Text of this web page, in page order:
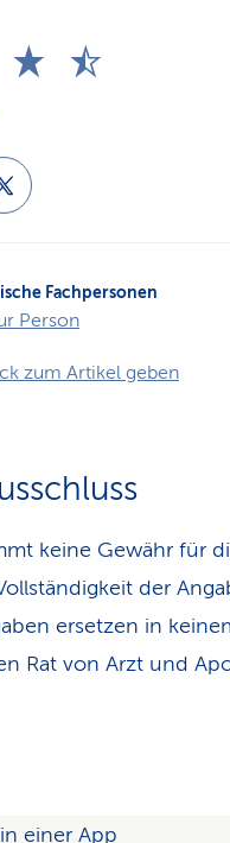
Fachpersonen
Person
zum Artikel geben
keine Gewähr für
der
ersetzen in
Rat von Arzt und
einer App